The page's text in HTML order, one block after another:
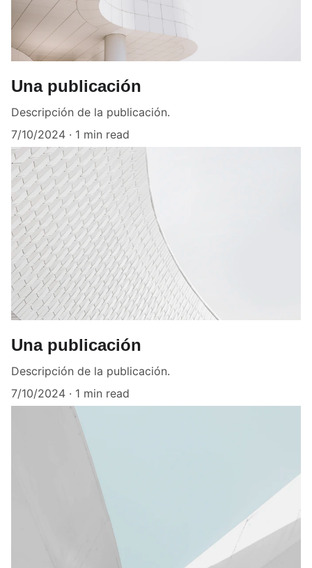
Una publicación
Descripción de la publicación.
7/10/2024
1 min read
Una publicación
Descripción de la publicación.
7/10/2024
1 min read